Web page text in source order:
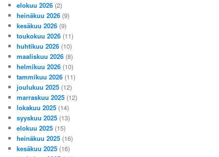
elokuu 2026 (2)
heinäkuu 2026 (9)
kesäkuu 2026 (9)
toukokuu 2026 (11)
huhtikuu 2026 (10)
maaliskuu 2026 (8)
helmikuu 2026 (10)
tammikuu 2026 (11)
joulukuu 2025 (12)
marraskuu 2025 (12)
lokakuu 2025 (14)
syyskuu 2025 (13)
elokuu 2025 (15)
heinäkuu 2025 (16)
kesäkuu 2025 (16)